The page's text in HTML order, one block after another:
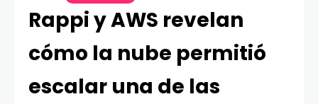
Rappi y AWS revelan
cómo la nube permitió
escalar una de las